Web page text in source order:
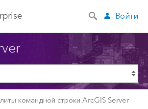
Войти
командной строки ArcGIS Server